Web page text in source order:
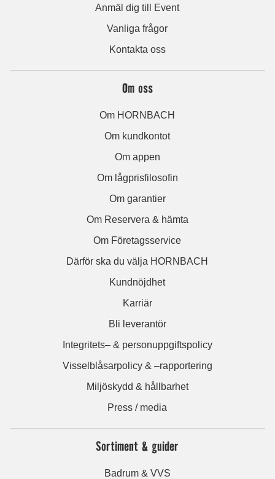
Anmäl dig till Event
Vanliga frågor
Kontakta oss
Om oss
Om HORNBACH
Om kundkontot
Om appen
Om lågprisfilosofin
Om garantier
Om Reservera & hämta
Om Företagsservice
Därför ska du välja HORNBACH
Kundnöjdhet
Karriär
Bli leverantör
Integritets– & personuppgiftspolicy
Visselblåsarpolicy & –rapportering
Miljöskydd & hållbarhet
Press / media
Sortiment & guider
Badrum & VVS